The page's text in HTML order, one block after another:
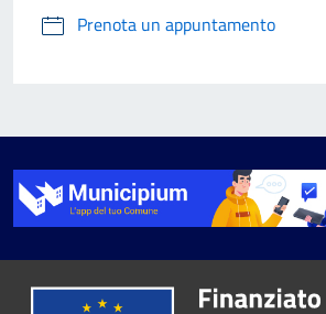
Prenota un appuntamento